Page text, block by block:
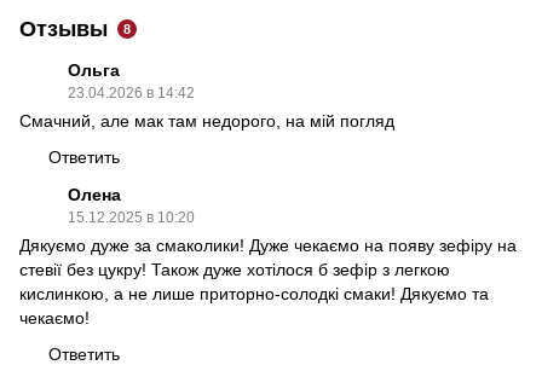
Отзывы 8
Ольга
23.04.2026 в 14:42
Смачний, але мак там недорого, на мій погляд
Ответить
Олена
15.12.2025 в 10:20
Дякуємо дуже за смаколики! Дуже чекаємо на появу зефіру на
стевії без цукру! Також дуже хотілося б зефір з легкою
кислинкою, а не лише приторно-солодкі смаки! Дякуємо та
чекаємо!
Ответить